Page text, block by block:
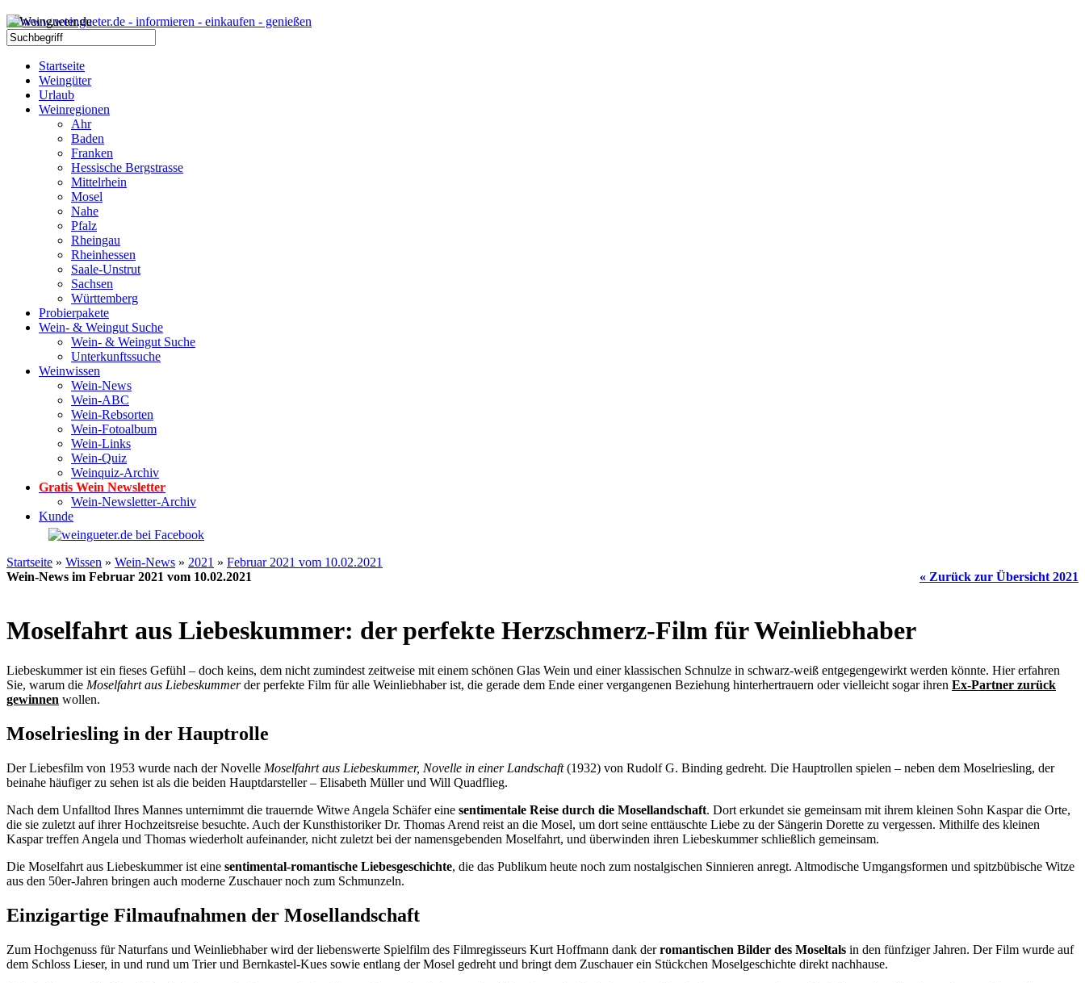
Startseite
Weingüter
Urlaub
Weinregionen
Ahr
Baden
Franken
Hessische Bergstrasse
Mittelrhein
Mosel
Nahe
Pfalz
Rheingau
Rheinhessen
Saale-Unstrut
Sachsen
Württemberg
Probierpakete
Wein- & Weingut Suche
Wein- & Weingut Suche
Unterkunftssuche
Weinwissen
Wein-News
Wein-ABC
Wein-Rebsorten
Wein-Fotoalbum
Wein-Links
Wein-Quiz
Weinquiz-Archiv
Gratis Wein Newsletter
Wein-Newsletter-Archiv
Kunde
Startseite » Wissen » Wein-News » 2021 » Februar 2021 vom 10.02.2021
Wein-News im Februar 2021 vom 10.02.2021
« Zurück zur Übersicht 2021
Moselfahrt aus Liebeskummer: der perfekte Herzschmerz-Film für Weinliebhaber
Liebeskummer ist ein fieses Gefühl – doch keins, dem nicht zumindest zeitweise mit einem schönen Glas Wein und einer klassischen Schnulze in schwarz-weiß entgegengewirkt werden könnte. Hier erfahren
Sie, warum die Moselfahrt aus Liebeskummerder perfekte Film für alle Weinliebhaber ist, die gerade dem Ende einer vergangenen Beziehung hinterhertrauern oder vielleicht sogar ihren Ex-Partner zurück
gewinnen wollen.
Moselriesling in der Hauptrolle
Der Liebesfilm von 1953 wurde nach der Novelle Moselfahrt aus Liebeskummer, Novelle in einer Landschaft(1932) von Rudolf G. Binding gedreht. Die Hauptrollen spielen – neben dem Moselriesling, der
beinahe häufiger zu sehen ist als die beiden Hauptdarsteller – Elisabeth Müller und Will Quadflieg.
Nach dem Unfalltod Ihres Mannes unternimmt die trauernde Witwe Angela Schäfer eine sentimentale Reise durch die Mosellandschaft. Dort erkundet sie gemeinsam mit ihrem kleinen Sohn Kaspar die Orte,
die sie zuletzt auf ihrer Hochzeitsreise besuchte. Auch der Kunsthistoriker Dr. Thomas Arend reist an die Mosel, um dort seine enttäuschte Liebe zu der Sängerin Dorette zu vergessen. Mithilfe des kleinen
Kaspar treffen Angela und Thomas wiederholt aufeinander, nicht zuletzt bei der namensgebenden Moselfahrt, und überwinden ihren Liebeskummer schließlich gemeinsam.
Die Moselfahrt aus Liebeskummer ist eine sentimental-romantische Liebesgeschichte, die das Publikum heute noch zum nostalgischen Sinnieren anregt. Altmodische Umgangsformen und spitzbübische Witze
aus den 50er-Jahren bringen auch moderne Zuschauer noch zum Schmunzeln.
Einzigartige Filmaufnahmen der Mosellandschaft
Zum Hochgenuss für Naturfans und Weinliebhaber wird der liebenswerte Spielfilm des Filmregisseurs Kurt Hoffmann dank derromantischen Bilder des Moseltals in den fünfziger Jahren. Der Film wurde auf
dem Schloss Lieser, in und rund um Trier und Bernkastel-Kues sowie entlang der Mosel gedreht und bringt dem Zuschauer ein Stückchen Moselgeschichte direkt nachhause.